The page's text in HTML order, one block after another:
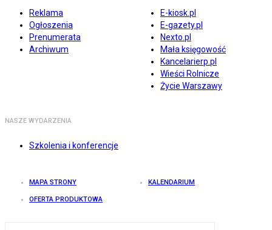
Reklama
Ogłoszenia
Prenumerata
Archiwum
E-kiosk.pl
E-gazety.pl
Nexto.pl
Mała księgowość
Kancelarierp.pl
Wieści Rolnicze
Życie Warszawy
NASZE WYDARZENIA
Szkolenia i konferencje
MAPA STRONY KALENDARIUM
OFERTA PRODUKTOWA